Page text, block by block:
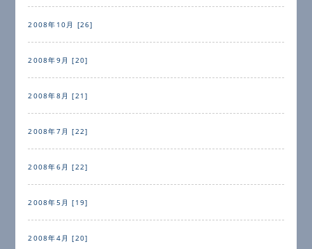
2008年10月 [26]
2008年9月 [20]
2008年8月 [21]
2008年7月 [22]
2008年6月 [22]
2008年5月 [19]
2008年4月 [20]